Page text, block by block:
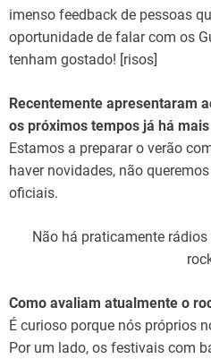
imenso feedback de pessoas
oportunidade de falar com os
tenham gostado! [risos]
Recentemente apresentaram
os próximos tempos já há
Estamos a preparar o verão
haver novidades, não
oficiais.
Não há praticamente
Como avaliam atualmente o
É curioso porque nós próprios
Por um lado, os festivais com